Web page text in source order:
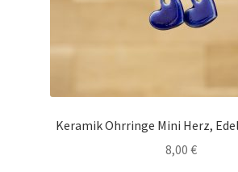
Keramik Ohrringe Mini Herz,
8,00 €